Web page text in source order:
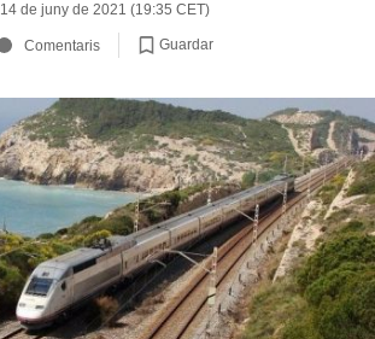
14 de juny de 2021 (19:35 CET)
Comentaris Guardar